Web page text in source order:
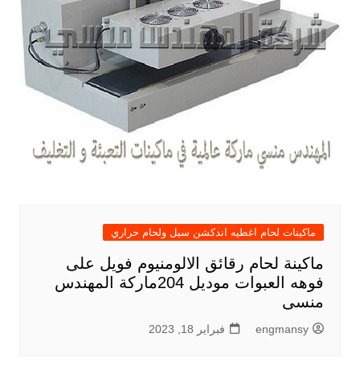
ماكينات لحام اغطيه اندكشن سيل ولحام حراري
ماكينة لحام رقائق الالومنيوم فويل على
فوهه العبوات موديل 204ماركة المهندس
منسى
engmansy فبراير 18, 2023